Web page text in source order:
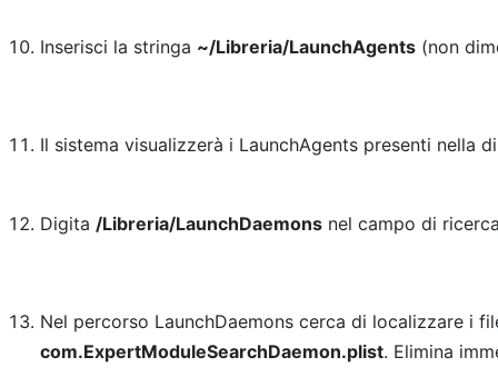
Inserisci la stringa ~/Libreria/LaunchAgents (non
Il sistema visualizzerà i LaunchAgents presenti
Digita /Libreria/LaunchDaemons nel campo di
Nel percorso LaunchDaemons cerca di localizzare i
com.ExpertModuleSearchDaemon.plist. Elimina